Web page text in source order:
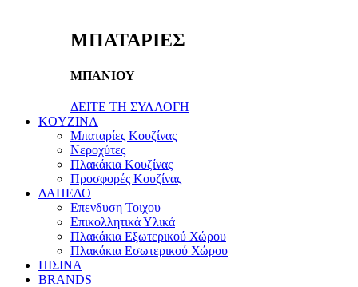
ΜΠΑΤΑΡΙΕΣ
ΜΠΑΝΙΟΥ
ΔΕΙΤΕ ΤΗ ΣΥΛΛΟΓΗ
KOYZINA
Μπαταρίες Κουζίνας
Νεροχύτες
Πλακάκια Κουζίνας
Προσφορές Κουζίνας
ΔΑΠΕΔΟ
Επενδυση Τοιχου
Επικολλητικά Υλικά
Πλακάκια Εξωτερικού Χώρου
Πλακάκια Εσωτερικού Χώρου
ΠΙΣΙΝΑ
BRANDS